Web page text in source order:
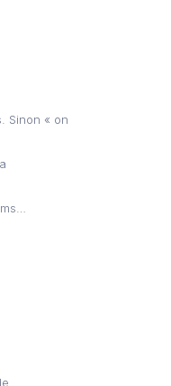
Sinon « on